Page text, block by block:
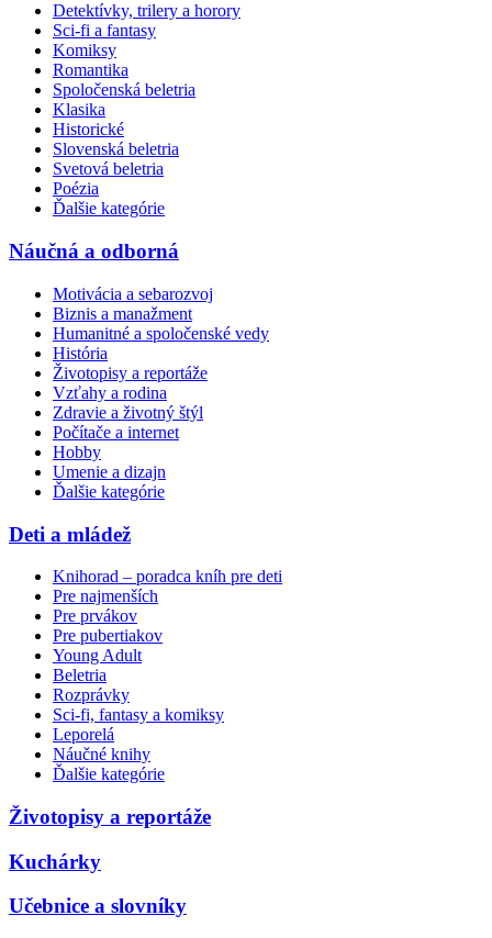
Detektívky, trilery a horory
Sci-fi a fantasy
Komiksy
Romantika
Spoločenská beletria
Klasika
Historické
Slovenská beletria
Svetová beletria
Poézia
Ďalšie kategórie
Náučná a odborná
Motivácia a sebarozvoj
Biznis a manažment
Humanitné a spoločenské vedy
História
Životopisy a reportáže
Vzťahy a rodina
Zdravie a životný štýl
Počítače a internet
Hobby
Umenie a dizajn
Ďalšie kategórie
Deti a mládež
Knihorad – poradca kníh pre deti
Pre najmenších
Pre prvákov
Pre pubertiakov
Young Adult
Beletria
Rozprávky
Sci-fi, fantasy a komiksy
Leporelá
Náučné knihy
Ďalšie kategórie
Životopisy a reportáže
Kuchárky
Učebnice a slovníky